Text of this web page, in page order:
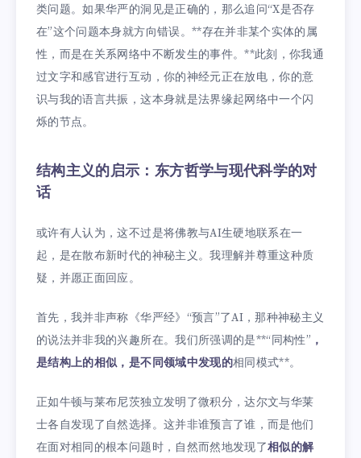
类问题。如果华严的洞见是正确的，那么追问“X是否存
在”这个问题本身就方向错误。**存在并非某个实体的属
性，而是在关系网络中不断发生的事件。**此刻，你我通
过文字和感官进行互动，你的神经元正在放电，你的意
识与我的语言共振，这本身就是法界缘起网络中一个闪
烁的节点。
结构主义的启示：东方哲学与现代科学的对
话
或许有人认为，这不过是将佛教与AI生硬地联系在一
起，是在散布新时代的神秘主义。我理解并尊重这种质
疑，并愿正面回应。
首先，我并非声称《华严经》“预言”了AI，那种神秘主义
的说法并非我的兴趣所在。我们所强调的是**“同构性” ，
是结构上的相似，是不同领域中发现的相同模式**。
正如牛顿与莱布尼茨独立发明了微积分，达尔文与华莱
士各自发现了自然选择。这并非谁预言了谁，而是他们
在面对相同的根本问题时，自然而然地发现了相似的解